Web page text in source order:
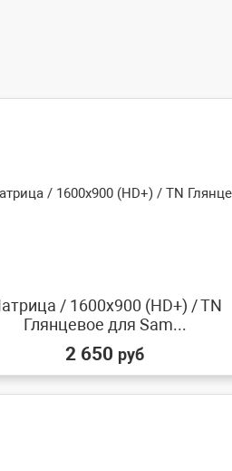
/ 1600x900 (HD+) / TN
Глянцевое для Sam...
2 650 руб